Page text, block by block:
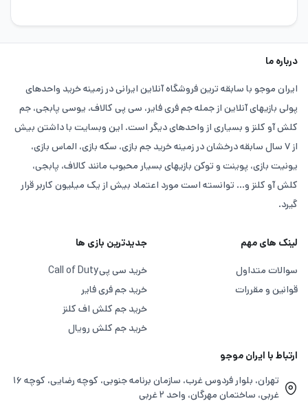
درباره ما
ایران موجو با سابقه ترین فروشگاه آنلاین ایرانی در زمینه خرید واحدهای
پولی بازیهای آنلاین از جمله جم فری فایر، سی پی کالاف، یوسی پابجی، جم
کلش آو کلنز و بسیاری از واحدهای دیگر است. این وبسایت با داشتن بیش
از ۷ سال سابقه درخشان در زمینه خرید جم بازی، سکه بازی، الماس بازی،
یونیت بازی، پوینت و توکن بازیهای بسیار محبوب مانند کالاف، پابجی،
کلش آو کلنز و... توانسته است مورد اعتماد بیش از یک میلیون کاربر قرار
گیرد.
لینک های مهم
سوالات متداول
قوانین و مقررات
جدیدترین بازی ها
خرید سی پیCall of Duty
خرید جم فری فایر
خرید جم کلش اف کلنز
خرید جم کلش رویال
ارتباط با ایران موجو
تهران، بلوار فردوس غرب، سازمان برنامه جنوبی، کوچه رضایی، کوچه ۱۶
غربی، ساختمان مهرگان، واحد ۲ غربی